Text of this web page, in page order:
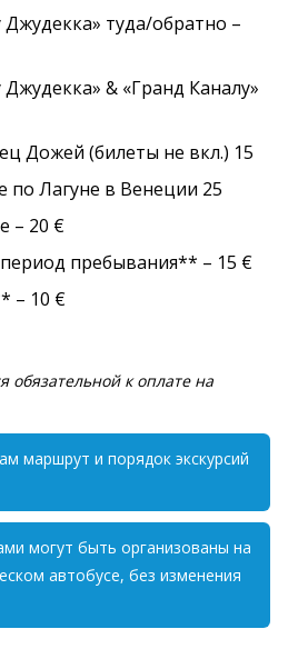
туда/обратно –
& «Гранд Каналу»
Дожей (билеты не вкл.) 15
по Лагуне в Венеции 25
– 20 €
пребывания** – 15 €
– 10 €
обязательной к оплате на
маршрут и порядок экскурсий
могут быть организованы на
автобусе, без изменения